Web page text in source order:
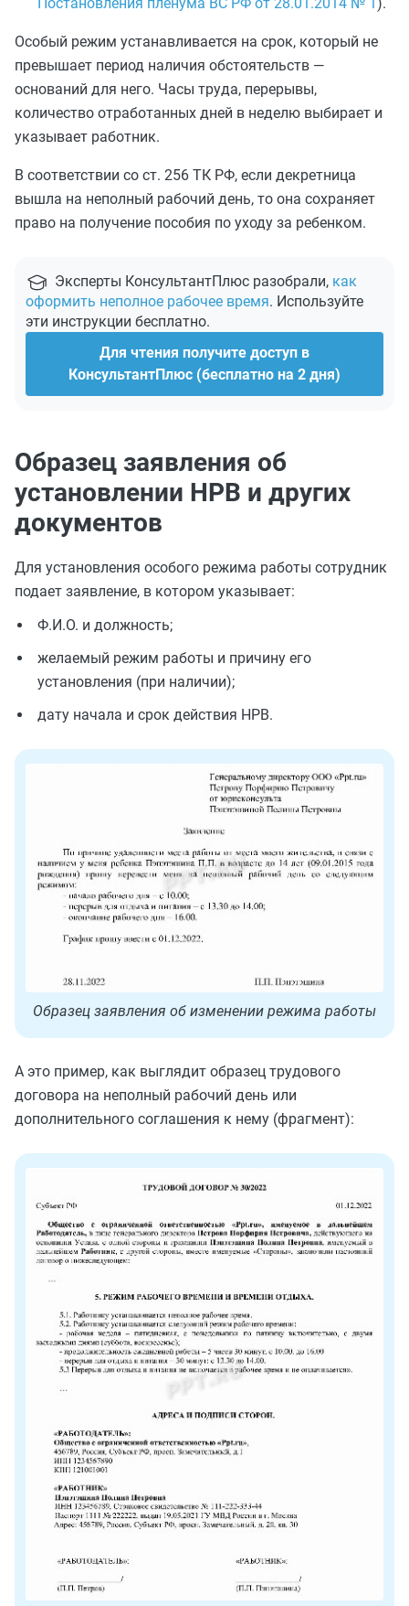
Особый режим устанавливается на срок, который не
превышает период наличия обстоятельств —
оснований для него. Часы труда, перерывы,
количество отработанных дней в неделю выбирает и
указывает работник.
В соответствии со ст. 256 ТК РФ, если декретница
вышла на неполный рабочий день, то она сохраняет
право на получение пособия по уходу за ребенком.
Эксперты КонсультантПлюс разобрали, как
оформить неполное рабочее время. Используйте
эти инструкции бесплатно.
Для чтения получите доступ в
КонсультантПлюс (бесплатно на 2 дня)
Образец заявления об
установлении НРВ и других
документов
Для установления особого режима работы сотрудник
подает заявление, в котором указывает:
Ф.И.О. и должность;
желаемый режим работы и причину его
установления (при наличии);
дату начала и срок действия НРВ.
Образец заявления об изменении режима работы
А это пример, как выглядит образец трудового
договора на неполный рабочий день или
дополнительного соглашения к нему (фрагмент):